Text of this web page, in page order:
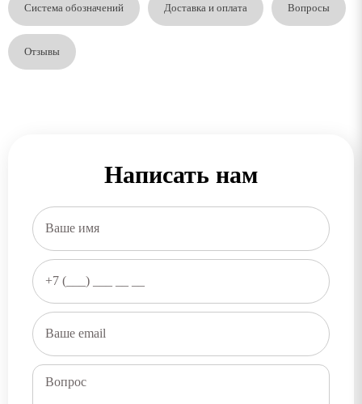
Система обозначений Доставка и оплата Вопросы
Отзывы
Написать нам